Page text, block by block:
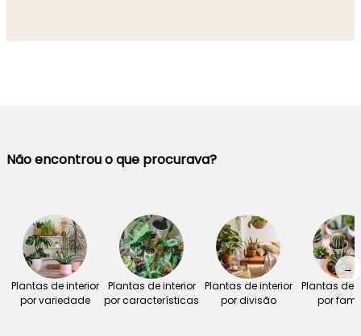
Não encontrou o que procurava?
Plantas de interior
por variedade
Plantas de interior
por características
Plantas de interior
por divisão
Plantas de
por
→